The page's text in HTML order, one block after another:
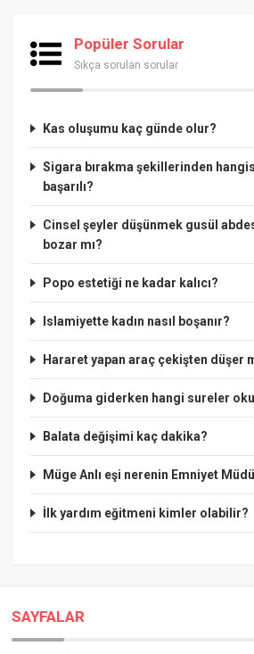
Popüler Sorular
Sıkça sorulan sorular
Kas oluşumu kaç günde olur?
Sigara bırakma şekillerinden
başarılı?
Cinsel şeyler düşünmek gusül
bozar mı?
Popo estetiği ne kadar kalıcı?
Islamiyette kadın nasıl boşanır?
Hararet yapan araç çekişten düşer
Doğuma giderken hangi sureler
Balata değişimi kaç dakika?
Müge Anlı eşi nerenin Emniyet
İlk yardım eğitmeni kimler olabilir?
SAYFALAR